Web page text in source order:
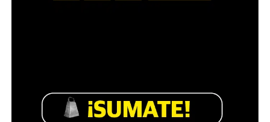
mamá de Lucía Pérez
“Estamos como el día 1”. La frase de la madre de la joven